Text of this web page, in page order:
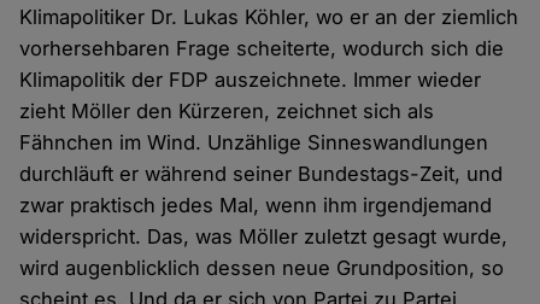
Klimapolitiker Dr. Lukas Köhler, wo er an der ziemlich
vorhersehbaren Frage scheiterte, wodurch sich die
Klimapolitik der FDP auszeichnete. Immer wieder
zieht Möller den Kürzeren, zeichnet sich als
Fähnchen im Wind. Unzählige Sinneswandlungen
durchläuft er während seiner Bundestags-Zeit, und
zwar praktisch jedes Mal, wenn ihm irgendjemand
widerspricht. Das, was Möller zuletzt gesagt wurde,
wird augenblicklich dessen neue Grundposition, so